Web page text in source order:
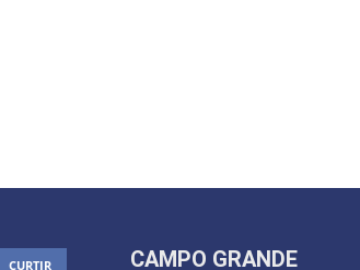
CURTIR CAMPO GRANDE